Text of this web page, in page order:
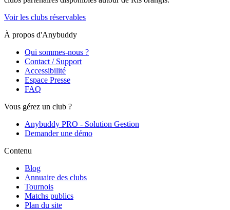
Voir les clubs réservables
À propos d'Anybuddy
Qui sommes-nous ?
Contact / Support
Accessibilité
Espace Presse
FAQ
Vous gérez un club ?
Anybuddy PRO - Solution Gestion
Demander une démo
Contenu
Blog
Annuaire des clubs
Tournois
Matchs publics
Plan du site